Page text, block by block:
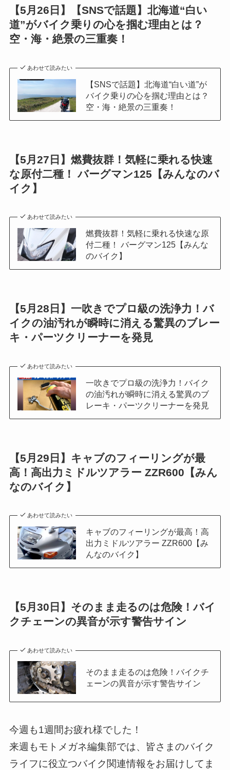
【5月26日】【SNSで話題】北海道“白い
道”がバイク乗りの心を掴む理由とは？
空・海・絶景の三重奏！
あわせて読みたい
【SNSで話題】北海道“白い道”が
バイク乗りの心を掴む理由とは？
空・海・絶景の三重奏！
【5月27日】燃費抜群！気軽に乗れる快速
な原付二種！ バーグマン125【みんなのバ
イク】
あわせて読みたい
燃費抜群！気軽に乗れる快速な原
付二種！ バーグマン125【みんな
のバイク】
【5月28日】一吹きでプロ級の洗浄力！バ
イクの油汚れが瞬時に消える驚異のブレー
キ・パーツクリーナーを発見
あわせて読みたい
一吹きでプロ級の洗浄力！バイク
の油汚れが瞬時に消える驚異のブ
レーキ・パーツクリーナーを発見
【5月29日】キャブのフィーリングが最
高！高出力ミドルツアラー ZZR600【みん
なのバイク】
あわせて読みたい
キャブのフィーリングが最高！高
出力ミドルツアラー ZZR600【み
んなのバイク】
【5月30日】そのまま走るのは危険！バイ
クチェーンの異音が示す警告サイン
あわせて読みたい
そのまま走るのは危険！バイクチ
ェーンの異音が示す警告サイン
今週も1週間お疲れ様でした！
来週もモトメガネ編集部では、皆さまのバイク
ライフに役立つバイク関連情報をお届けしてま